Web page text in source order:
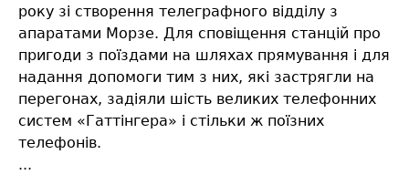
року зі створення телеграфного відділу з
апаратами Морзе. Для сповіщення станцій про
пригоди з поїздами на шляхах прямування і для
надання допомоги тим з них, які застрягли на
перегонах, задіяли шість великих телефонних
систем «Гаттінгера» і стільки ж поїзних
телефонів.
...